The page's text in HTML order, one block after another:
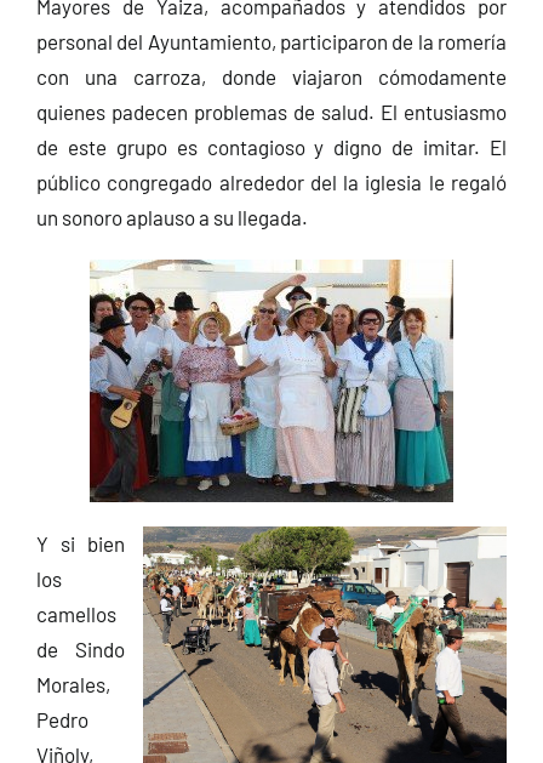
Mayores de Yaiza, acompañados y atendidos por
personal del Ayuntamiento, participaron de la romería
con una carroza, donde viajaron cómodamente
quienes padecen problemas de salud. El entusiasmo
de este grupo es contagioso y digno de imitar. El
público congregado alrededor del la iglesia le regaló
un sonoro aplauso a su llegada.
Y si bien
los
camellos
de Sindo
Morales,
Pedro
Viñoly,